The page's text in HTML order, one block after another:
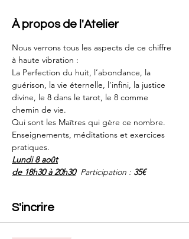
À propos de l'Atelier
Nous verrons tous les aspects de ce chiffre
à haute vibration :
La Perfection du huit, l’abondance, la
guérison, la vie éternelle, l’infini, la justice
divine, le 8 dans le tarot, le 8 comme
chemin de vie.
Qui sont les Maîtres qui gère ce nombre.
Enseignements, méditations et exercices
pratiques.
Lundi 8 août
de 18h30 à 20h30 Participation : 35€
S'incrire